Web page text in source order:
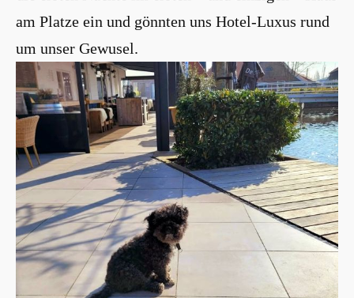
am Platze ein und gönnten uns Hotel-Luxus rund
um unser Gewusel.